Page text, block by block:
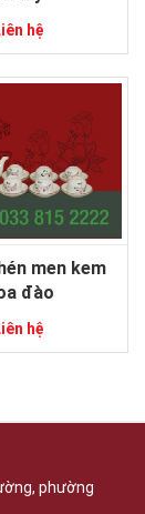
hệ
men kem
đào
hệ
phường